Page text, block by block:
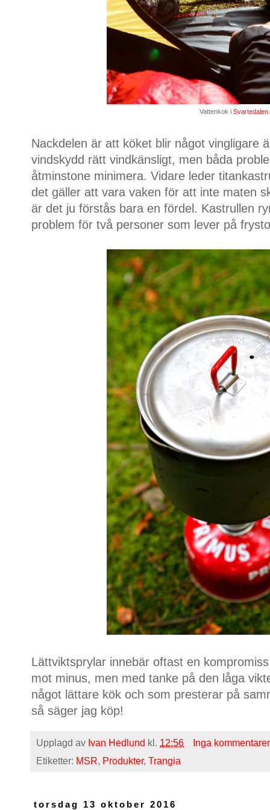
Vattenkok iSvartedalen
Nackdelen är att köket blir något vingligare
vindskydd rätt vindkänsligt, men båda
åtminstone minimera. Vidare leder
det gäller att vara vaken för att inte maten
är det ju förstås bara en fördel. Kastrullen
problem för två personer som lever på
Lättviktsprylar innebär oftast en
mot minus, men med tanke på den låga
något lättare kök och som presterar på
så säger jag köp!
Upplagd av Ivan Hedlund kl. 12:56
Inga
Etiketter: MSR Produkter, Trangia
torsdag 13 oktober 2016